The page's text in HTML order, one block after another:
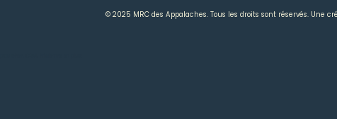
© 2025 MRC des Appalaches. Tous les droits sont réservés. Une